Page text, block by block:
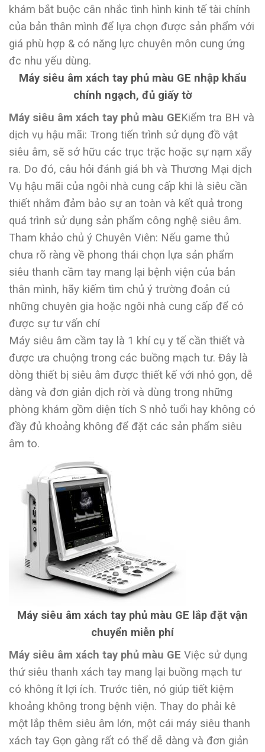
khám bắt buộc cân nhắc tình hình kinh tế tài chính
của bản thân mình để lựa chọn được sản phẩm với
giá phù hợp & có năng lực chuyên môn cung ứng
đc nhu yếu dùng.
Máy siêu âm xách tay phủ màu GE nhập khẩu
chính ngạch, đủ giấy tờ
Máy siêu âm xách tay phủ màu GEKiểm tra BH và
dịch vụ hậu mãi: Trong tiến trình sử dụng đồ vật
siêu âm, sẽ sở hữu các trục trặc hoặc sự nạm xẩy
ra. Do đó, câu hỏi đánh giá bh và Thương Mại dịch
Vụ hậu mãi của ngôi nhà cung cấp khi là siêu cần
thiết nhằm đảm bảo sự an toàn và kết quả trong
quá trình sử dụng sản phẩm công nghệ siêu âm.
Tham khảo chủ ý Chuyên Viên: Nếu game thủ
chưa rõ ràng về phong thái chọn lựa sản phẩm
siêu thanh cầm tay mang lại bệnh viện của bản
thân mình, hãy kiếm tìm chủ ý trường đoản cú
những chuyên gia hoặc ngôi nhà cung cấp để có
được sự tư vấn chí
Máy siêu âm cầm tay là 1 khí cụ y tế cần thiết và
được ưa chuộng trong các buồng mạch tư. Đây là
dòng thiết bị siêu âm được thiết kế với nhỏ gọn, dễ
dàng và đơn giản dịch rời và dùng trong những
phòng khám gồm diện tích S nhỏ tuổi hay không có
đầy đủ khoảng không để đặt các sản phẩm siêu
âm to.
Máy siêu âm xách tay phủ màu GE lắp đặt vận
chuyển miễn phí
Máy siêu âm xách tay phủ màu GE Việc sử dụng
thứ siêu thanh xách tay mang lại buồng mạch tư
có không ít lợi ích. Trước tiên, nó giúp tiết kiệm
khoảng không trong bệnh viện. Thay do phải kê
một lắp thêm siêu âm lớn, một cái máy siêu thanh
xách tay Gọn gàng rất có thể dễ dàng và đơn giản